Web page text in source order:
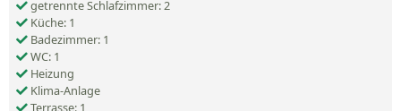
getrennte Schlafzimmer: 2
Küche: 1
Badezimmer: 1
WC: 1
Heizung
Klima-Anlage
Terrasse: 1